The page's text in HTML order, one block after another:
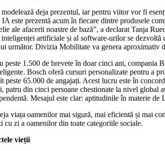
deja prezentul, iar pentru viitor vor fi
este prezentă acum în fiecare dintre produsele
ale afacerii noastre de bază”, a declarat Tanja
artificiale și al software-urilor se
următor. Divizia Mobilitate va genera aproximativ
1.500 de brevete în doar cinci ani, compania
Bosch oferă cursuri personalizate pentru a
65.000 de angajați. Acest lucru este în
din cinci persoane chestionate la nivel global
Mesajul este clar: aptitudinile în materie
viața oamenilor mai sigură, mai eficientă și mai
zi a oamenilor din toate categoriile sociale.
vieții